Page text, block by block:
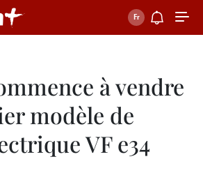
à vendre
modèle de
VF e34